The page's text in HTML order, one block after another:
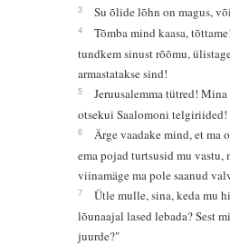
3 Su õlide lõhn on magus,
4
Tõmba mind kaasa,
tundkem sinust rõõmu,
armastatakse sind!
5
Jeruusalemma tütred!
otsekui Saalomoni telgiriided!
6
Ärge vaadake mind, et
ema pojad turtsusid mu vastu,
viinamäge ma pole saanud
7
Ütle mulle, sina, keda mu
lõunaajal lased lebada? Sest
juurde?"